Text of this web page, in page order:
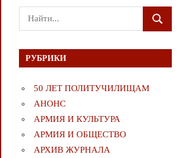
Поиск
для:
ПОИСК
РУБРИКИ
50 ЛЕТ ПОЛИТУЧИЛИЩАМ
АНОНС
АРМИЯ И КУЛЬТУРА
АРМИЯ И ОБЩЕСТВО
АРХИВ ЖУРНАЛА